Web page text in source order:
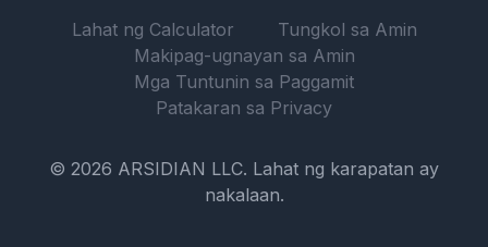
Lahat ng Calculator
Tungkol sa Amin
Makipag-ugnayan sa Amin
Mga Tuntunin sa Paggamit
Patakaran sa Privacy
© 2026 ARSIDIAN LLC. Lahat ng karapatan ay
nakalaan.